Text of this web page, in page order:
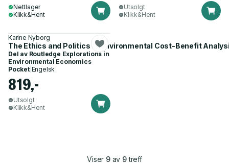
Nettlager
Klikk&Hent
Utsolgt
Klikk&Hent
Karine Nyborg
The Ethics and Politics of Environmental Cost-Benefit
Del av Routledge Explorations in
Environmental Economics
Pocket| Engelsk
819,-
Utsolgt
Klikk&Hent
Viser 9av 9treff